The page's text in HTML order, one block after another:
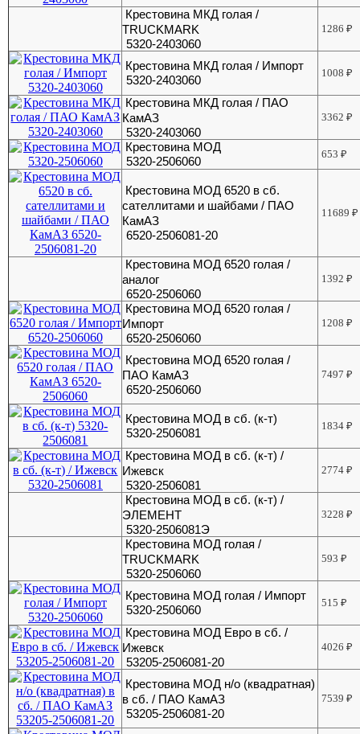
Крестовина МКД голая /
TRUCKMARK
5320-2403060
1286₽
Крестовина МКД голая / Импорт
5320-2403060
1008₽
Крестовина МКД голая / ПАО
КамАЗ
5320-2403060
3362₽
Крестовина МОД
5320-2506060
653₽
Крестовина МОД 6520 в сб.
сателлитами и шайбами / ПАО
КамАЗ
6520-2506081-20
11689₽
Крестовина МОД 6520 голая /
аналог
6520-2506060
1392₽
Крестовина МОД 6520 голая /
Импорт
6520-2506060
1208₽
Крестовина МОД 6520 голая /
ПАО КамАЗ
6520-2506060
7497₽
Крестовина МОД в сб. (к-т)
5320-2506081
1834₽
Крестовина МОД в сб. (к-т) /
Ижевск
5320-2506081
2774₽
Крестовина МОД в сб. (к-т) /
ЭЛЕМЕНТ
5320-2506081Э
3228₽
Крестовина МОД голая /
TRUCKMARK
5320-2506060
593₽
Крестовина МОД голая / Импорт
5320-2506060
515₽
Крестовина МОД Евро в сб. /
Ижевск
53205-2506081-20
4026₽
Крестовина МОД н/о (квадратная)
в сб. / ПАО КамАЗ
53205-2506081-20
7539₽